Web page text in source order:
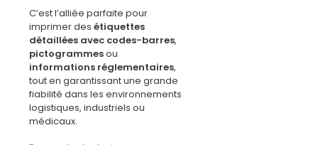
C’est l’alliée parfaite pour
imprimer des étiquettes
détaillées avec codes-barres,
pictogrammesou
informations réglementaires,
tout en garantissant une grande
fiabilité dans les environnements
logistiques, industriels ou
médicaux.